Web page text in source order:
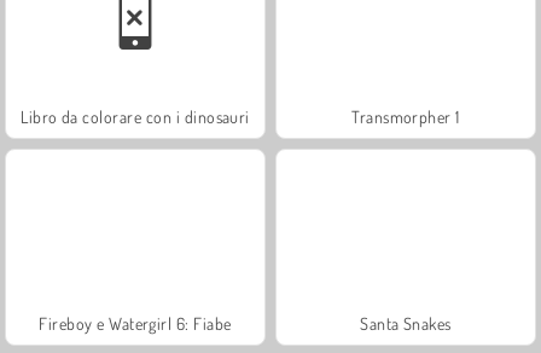
Libro da colorare con i dinosauri Transmorpher 1
Fireboy e Watergirl 6: Fiabe Santa Snakes